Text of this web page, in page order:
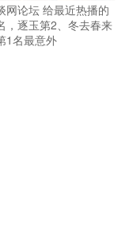
网论坛 给最近热播的
，逐玉第2、冬去春来
1名最意外